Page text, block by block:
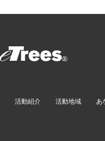
活動紹介 活動地域 あ